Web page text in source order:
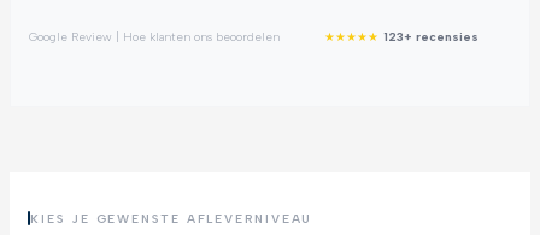
Google Review | Hoe klanten ons beoordelen ★★★★★ 123+ recensies
KIES JE GEWENSTE AFLEVERNIVEAU